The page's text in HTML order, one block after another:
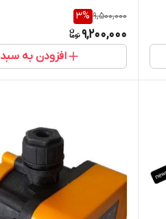
9,500,000
3%
9,200,000
افزودن به سبد